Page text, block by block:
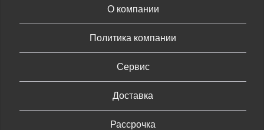
О компании
Политика компании
Сервис
Доставка
Рассрочка